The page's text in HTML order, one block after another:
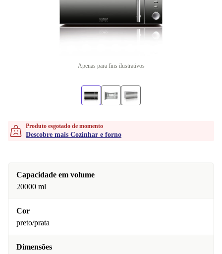
Apenas para fins ilustrativos
Produto esgotado de momento
Descobre mais Cozinhar e forno
Capacidade em volume
20000 ml
Cor
preto/prata
Dimensões